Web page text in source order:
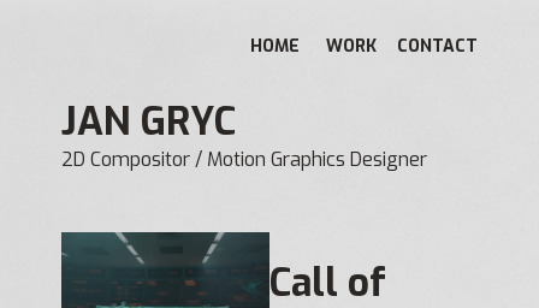
HOME WORK CONTACT
JAN GRYC
2D Compositor / Motion Graphics Designer
Call of